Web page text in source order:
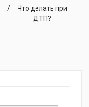
/
Что делать при
ДТП?